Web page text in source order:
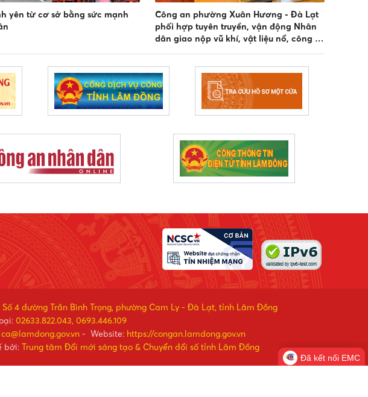
yên từ cơ sở bằng sức mạnh
Công an phường Xuân Hương - Đà Lạt
phối hợp tuyên truyền, vận động Nhân
dân giao nộp vũ khí, vật liệu nổ, công cụ
Số 4 đường Trần Bình Trọng, phường Cam Ly - Đà Lạt, tỉnh Lâm Đồng
02633.822.043, 0693.446.109
ca@lamdong.gov.vn- Website: https://congan.lamdong.gov.vn
bởi: Trung tâm Đổi mới sáng tạo & Chuyển đổi số tỉnh Lâm Đồng
Đã kết nối EMC